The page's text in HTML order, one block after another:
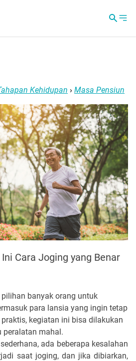
Kehidupan › Masa Pensiun
Cara Joging yang Benar
banyak orang untuk
para lansia yang ingin tetap
kegiatan ini bisa dilakukan
peralatan mahal.
ada beberapa kesalahan
saat joging, dan jika dibiarkan,